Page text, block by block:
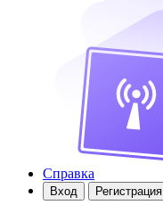
Справка
Вход Регистрация